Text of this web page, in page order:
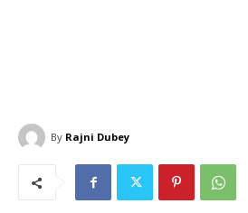
By Rajni Dubey